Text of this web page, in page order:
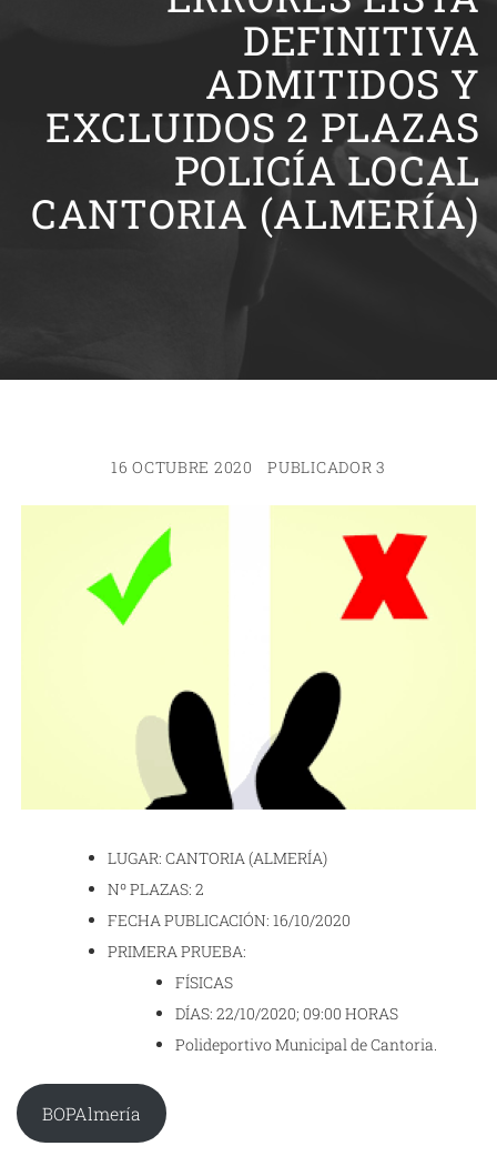
DEFINITIVA
ADMITIDOS Y
EXCLUIDOS 2 PLAZAS
POLICÍA LOCAL
CANTORIA (ALMERÍA)
16 OCTUBRE 2020 PUBLICADOR 3
LUGAR: CANTORIA (ALMERÍA)
Nº PLAZAS: 2
FECHA PUBLICACIÓN: 16/10/2020
PRIMERA PRUEBA:
FÍSICAS
DÍAS: 22/10/2020; 09:00 HORAS
Polideportivo Municipal de Cantoria.
BOPAlmería